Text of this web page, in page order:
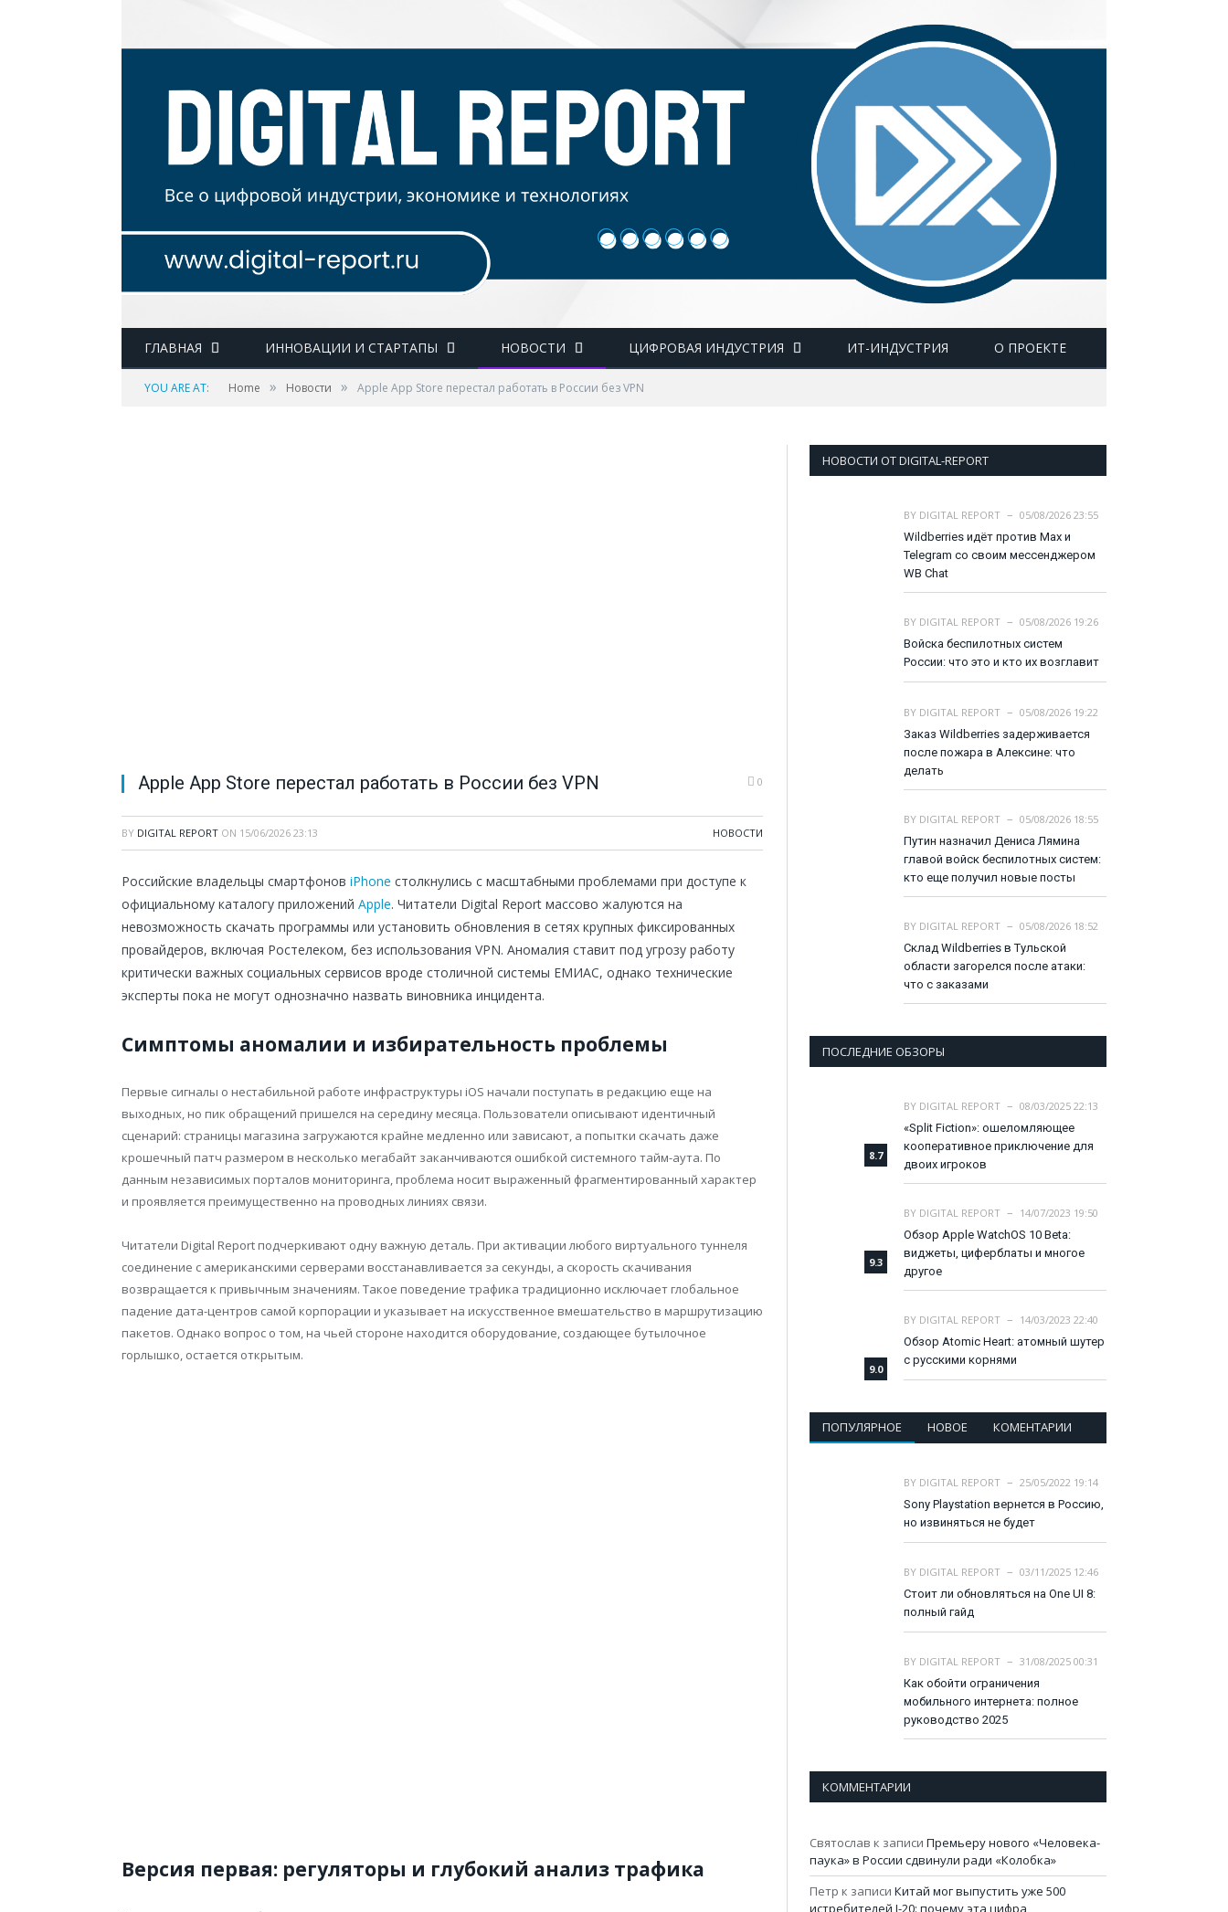
ГЛАВНАЯ ИННОВАЦИИ И СТАРТАПЫ НОВОСТИ ЦИФРОВАЯ ИНДУСТРИЯ ИТ-ИНДУСТРИЯ О ПРОЕКТЕ
YOU ARE AT: Home » Новости » Apple App Store перестал работать в России без VPN
Apple App Store перестал работать в России без VPN 0
BY DIGITAL REPORT ON 15/06/2026 23:13 НОВОСТИ
Российские владельцы смартфонов iPhone столкнулись с масштабными проблемами при доступе к
официальному каталогу приложений Apple. Читатели Digital Report массово жалуются на
невозможность скачать программы или установить обновления в сетях крупных фиксированных
провайдеров, включая Ростелеком, без использования VPN. Аномалия ставит под угрозу работу
критически важных социальных сервисов вроде столичной системы ЕМИАС, однако технические
эксперты пока не могут однозначно назвать виновника инцидента.
Симптомы аномалии и избирательность проблемы
Первые сигналы о нестабильной работе инфраструктуры iOS начали поступать в редакцию еще на
выходных, но пик обращений пришелся на середину месяца. Пользователи описывают идентичный
сценарий: страницы магазина загружаются крайне медленно или зависают, а попытки скачать даже
крошечный патч размером в несколько мегабайт заканчиваются ошибкой системного тайм-аута. По
данным независимых порталов мониторинга, проблема носит выраженный фрагментированный характер
и проявляется преимущественно на проводных линиях связи.
Читатели Digital Report подчеркивают одну важную деталь. При активации любого виртуального туннеля
соединение с американскими серверами восстанавливается за секунды, а скорость скачивания
возвращается к привычным значениям. Такое поведение трафика традиционно исключает глобальное
падение дата-центров самой корпорации и указывает на искусственное вмешательство в маршрутизацию
пакетов. Однако вопрос о том, на чьей стороне находится оборудование, создающее бутылочное
горлышко, остается открытым.
Версия первая: регуляторы и глубокий анализ трафика
НОВОСТИ ОТ DIGITAL-REPORT
BY DIGITAL REPORT
05/08/2026 23:55
Wildberries идёт против Max и
Telegram со своим мессенджером
WB Chat
BY DIGITAL REPORT
05/08/2026 19:26
Войска беспилотных систем
России: что это и кто их возглавит
BY DIGITAL REPORT
05/08/2026 19:22
Заказ Wildberries задерживается
после пожара в Алексине: что
делать
BY DIGITAL REPORT
05/08/2026 18:55
Путин назначил Дениса Лямина
главой войск беспилотных систем:
кто еще получил новые посты
BY DIGITAL REPORT
05/08/2026 18:52
Склад Wildberries в Тульской
области загорелся после атаки:
что с заказами
ПОСЛЕДНИЕ ОБЗОРЫ
8.7
BY DIGITAL REPORT
08/03/2025 22:13
«Split Fiction»: ошеломляющее
кооперативное приключение для
двоих игроков
9.3
BY DIGITAL REPORT
14/07/2023 19:50
Обзор Apple WatchOS 10 Beta:
виджеты, циферблаты и многое
другое
9.0
BY DIGITAL REPORT
14/03/2023 22:40
Обзор Atomic Heart: атомный шутер
с русскими корнями
ПОПУЛЯРНОЕ НОВОЕ КОМЕНТАРИИ
BY DIGITAL REPORT
25/05/2022 19:14
Sony Playstation вернется в Россию,
но извиняться не будет
BY DIGITAL REPORT
03/11/2025 12:46
Стоит ли обновляться на One UI 8:
полный гайд
BY DIGITAL REPORT
31/08/2025 00:31
Как обойти ограничения
мобильного интернета: полное
руководство 2025
КОММЕНТАРИИ
Святослав к записи Премьеру нового «Человека-
паука» в России сдвинули ради «Колобка»
Петр к записи Китай мог выпустить уже 500
истребителей J-20: почему эта цифра